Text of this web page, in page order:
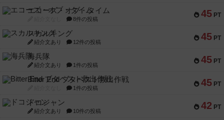
45 PT
エコーズ・オブ・タイム
8件の投稿
45 PT
スカルキング
紹介文あり 12件の投稿
45 PT
海兵隊
紹介文あり 1件の投稿
45 PT
Bitter End ブタペスト救出作戦
1件の投稿
42 PT
ドコジャン
紹介文あり 10件の投稿